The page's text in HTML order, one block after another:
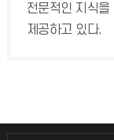
전문적인 지식
제공하고 있다.